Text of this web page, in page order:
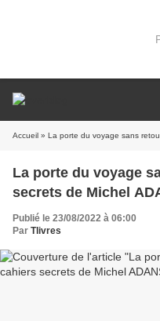
Accueil » La porte du voyage sans retour ou
La porte du voyage
secrets de Michel
Publié le 23/08/2022 à 06:00
Par Tlivres